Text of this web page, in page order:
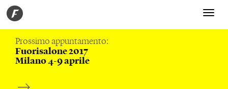
Toggle
Prossimo appuntamento:
Fuorisalone 2017
Milano 4-9 aprile